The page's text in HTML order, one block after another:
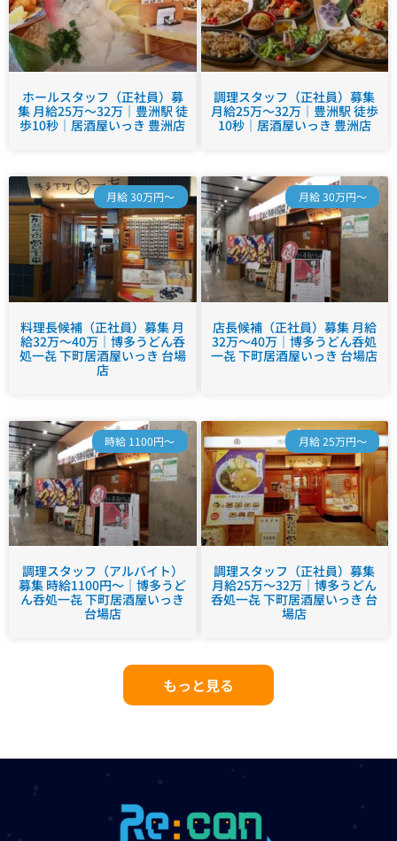
ホールスタッフ（正社員）募
集 月給25万～32万｜豊洲駅 徒
歩10秒｜居酒屋いっき 豊洲店
調理スタッフ（正社員）募集
月給25万～32万｜豊洲駅 徒歩
10秒｜居酒屋いっき 豊洲店
月給 30万円～
料理長候補（正社員）募集 月
給32万～40万｜博多うどん呑
処一㐂 下町居酒屋いっき 台場
店
月給 30万円～
店長候補（正社員）募集 月給
32万～40万｜博多うどん呑処
一㐂 下町居酒屋いっき 台場店
時給 1100円～
調理スタッフ（アルバイト）
募集 時給1100円～｜博多うど
ん呑処一㐂 下町居酒屋いっき
台場店
月給 25万円～
調理スタッフ（正社員）募集
月給25万～32万｜博多うどん
呑処一㐂 下町居酒屋いっき 台
場店
もっと見る